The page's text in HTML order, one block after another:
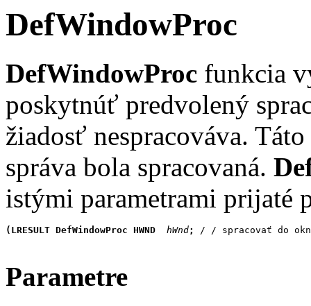
DefWindowProc
DefWindowProc funkcia
poskytnúť predvolený
žiadosť nespracováva.
správa bola spracovaná.
istými parametrami prijaté
(LRESULT DefWindowProc HWND hWnd; / / spracovať do
Parametre